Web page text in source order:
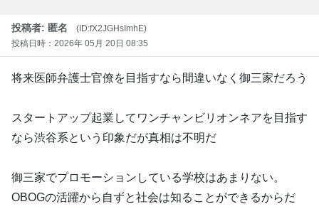
投稿者: 匿名
(ID:fX2JGHsImhE)
投稿日時：2026年 05月 20日 08:35
将来医師弁護士官僚を目指すなら間違いなく御三家だろう
スタートアップ起業してワンチャンビリオンネアを目指す
なら渋谷系という印象だが真相は不明だ
御三家でプロモーションしている学校はあまりない。
OBOGの活躍から自ずと社会は知ることができるからだ